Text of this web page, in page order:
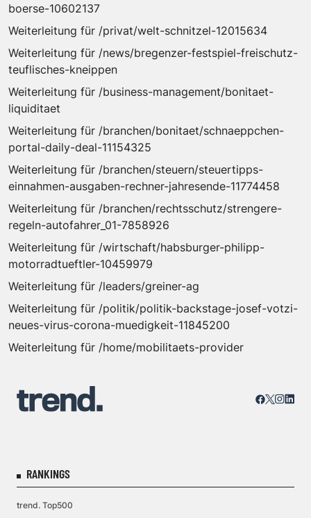
boerse-10602137
Weiterleitung für /privat/welt-schnitzel-12015634
Weiterleitung für /news/bregenzer-festspiel-freischutz-
teuflisches-kneippen
Weiterleitung für /business-management/bonitaet-
liquiditaet
Weiterleitung für /branchen/bonitaet/schnaeppchen-
portal-daily-deal-11154325
Weiterleitung für /branchen/steuern/steuertipps-
einnahmen-ausgaben-rechner-jahresende-11774458
Weiterleitung für /branchen/rechtsschutz/strengere-
regeln-autofahrer_01-7858926
Weiterleitung für /wirtschaft/habsburger-philipp-
motorradtueftler-10459979
Weiterleitung für /leaders/greiner-ag
Weiterleitung für /politik/politik-backstage-josef-votzi-
neues-virus-corona-muedigkeit-11845200
Weiterleitung für /home/mobilitaets-provider
RANKINGS
trend. Top500